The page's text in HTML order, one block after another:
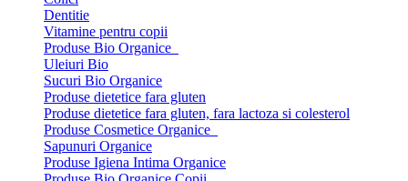
Dentitie
Vitamine pentru copii
Produse Bio Organice
Uleiuri Bio
Sucuri Bio Organice
Produse dietetice fara gluten
Produse dietetice fara gluten, fara lactoza si colesterol
Produse Cosmetice Organice
Sapunuri Organice
Produse Igiena Intima Organice